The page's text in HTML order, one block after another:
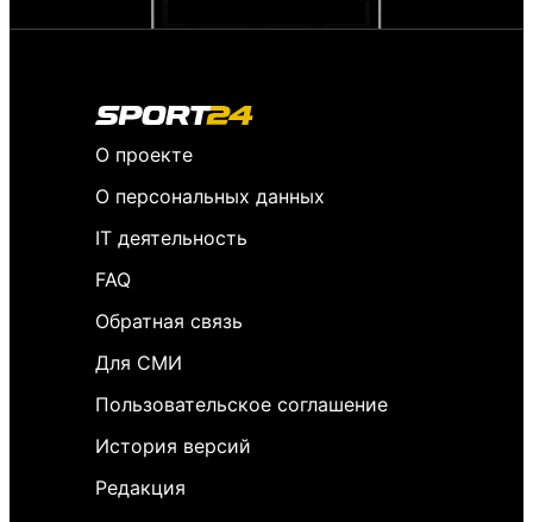
О проекте
О персональных данных
IT деятельность
FAQ
Обратная связь
Для СМИ
Пользовательское соглашение
История версий
Редакция